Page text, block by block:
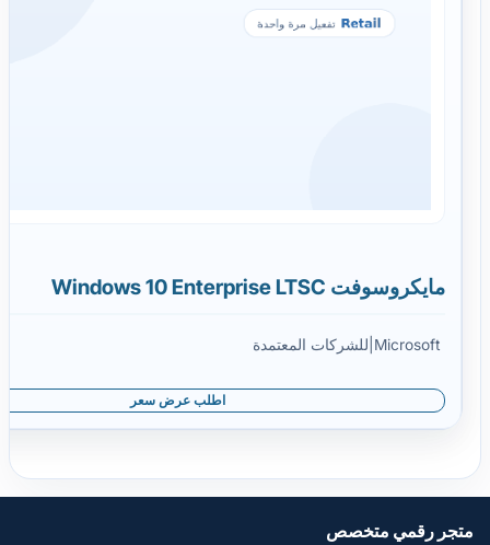
مايكروسوفت Windows 10 Enterprise LTSC
Microsoft للشركات المعتمدة
اطلب عرض سعر
متجر رقمي متخصص